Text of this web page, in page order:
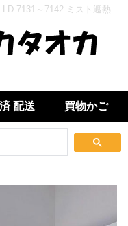
ラインドレープ 縦型ブラインド 無地 LD-7131～7142 ミスト遮熱 ウォッシャブル - インテリアカタオカ
配送 買物かご